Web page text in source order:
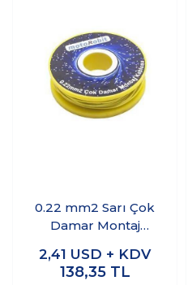
0.22 mm2 Sarı Çok
Damar Montaj
2,41 USD + KDV
138,35 TL